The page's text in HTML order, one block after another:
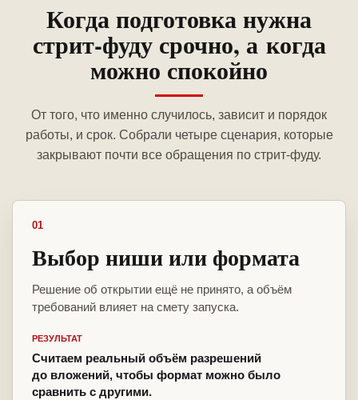
Когда подготовка нужна
стрит-фуду срочно, а когда
можно спокойно
От того, что именно случилось, зависит и порядок
работы, и срок. Собрали четыре сценария, которые
закрывают почти все обращения по стрит-фуду.
01
Выбор ниши или формата
Решение об открытии ещё не принято, а объём
требований влияет на смету запуска.
РЕЗУЛЬТАТ
Считаем реальный объём разрешений
до вложений, чтобы формат можно было
сравнить с другими.